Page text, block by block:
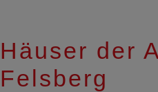
Häuser der
Felsberg